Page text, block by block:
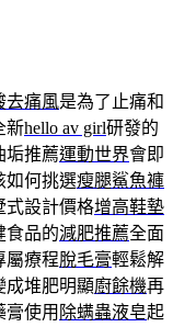
去痛風是為了止痛和
新hello av girl研發的
垢推薦運動世界會即
如何挑選瘦腿鯊魚褲
式設計價格增高鞋墊
食品的減肥推薦全面
屬療程脫毛膏輕鬆解
成堆肥明顯廚餘機再
使用 除螨蟲液皂起